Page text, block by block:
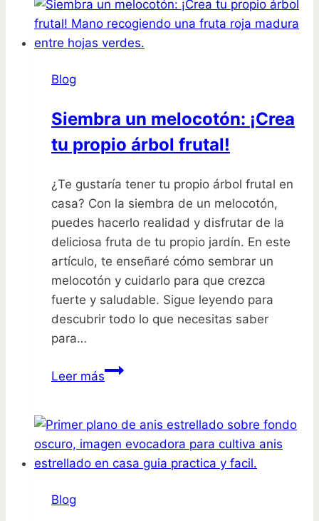
tus
fresas:
descubre
su
lado
Blog
Siembra un melocotón: ¡Crea
tu propio árbol frutal!
¿Te gustaría tener tu propio árbol frutal en
casa? Con la siembra de un melocotón,
puedes hacerlo realidad y disfrutar de la
deliciosa fruta de tu propio jardín. En este
artículo, te enseñaré cómo sembrar un
melocotón y cuidarlo para que crezca
fuerte y saludable. Sigue leyendo para
descubrir todo lo que necesitas saber
para…
Leer másSiembra
¡Crea
tu
propio
Blog